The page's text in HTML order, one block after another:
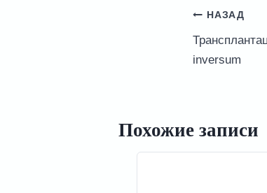
по
записям
НАЗАД
inversum
Похожие записи